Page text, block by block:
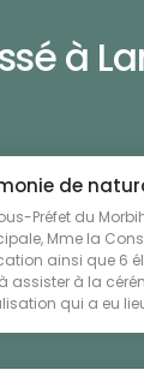
à
de
Préfet du
Mme la
ainsi que 6
assister à la
qui a eu